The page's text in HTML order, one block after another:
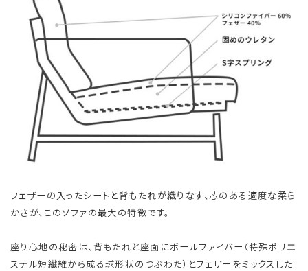
フェザーの入ったシートと背もたれが織りなす、芯のある適度な柔ら
かさが、このソファの最大の特徴です。
座り心地の秘密は、背もたれと座面にボールファイバー（特殊ポリエ
ステル短繊維から成る球形状のつぶわた）とフェザーをミックスした